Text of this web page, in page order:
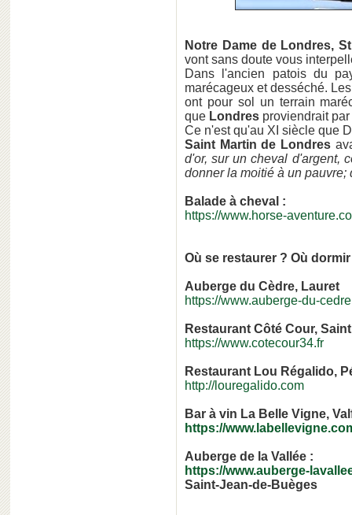
Notre Dame de Londres,
vont sans doute vous
Dans l'ancien patois du
marécageux et desséché.
ont pour sol un terrain
que Londres proviendrait
Ce n'est qu'au XI siècle que
Saint Martin de Londres
d'or, sur un cheval d'argent,
donner la moitié à un
Balade à cheval :
https://www.horse-
Où se restaurer ? Où
Auberge du Cèdre, Lauret
https://www.auberge-du-
Restaurant Côté Cour,
https://www.cotecour34.fr
Restaurant Lou Régalido,
http://louregalido.com
Bar à vin La Belle Vigne,
https://
Auberge de la Vallée :
https://www.auberge-
Saint-Jean-de-Buèges